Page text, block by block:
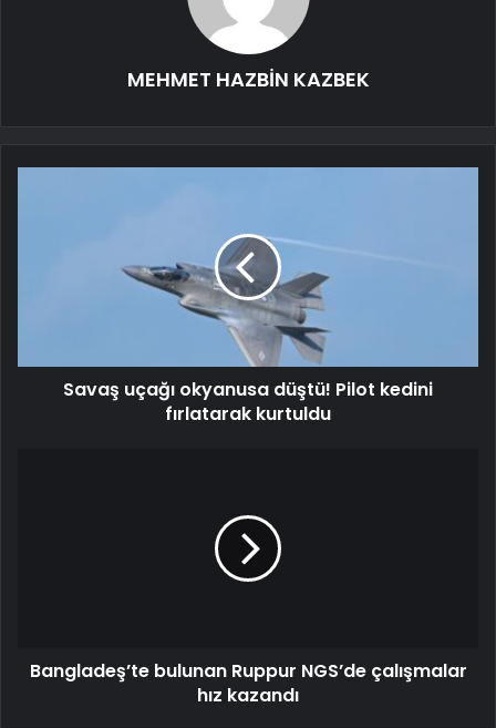
MEHMET HAZBİN KAZBEK
Savaş uçağı okyanusa düştü! Pilot kedini
fırlatarak kurtuldu
Bangladeş’te bulunan Ruppur NGS’de çalışmalar
hız kazandı